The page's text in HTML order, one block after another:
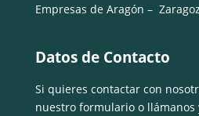
Empresas de Aragón –
Datos de Contacto
Si quieres contactar con
nuestro formulario o llámanos